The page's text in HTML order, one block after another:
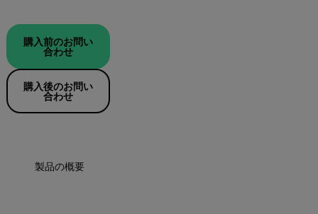
購入前のお問い
合わせ
購入後のお問い
合わせ
製品の概要